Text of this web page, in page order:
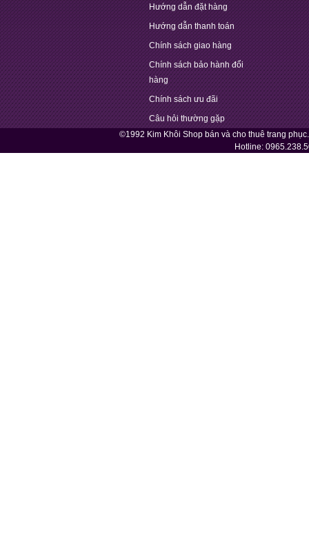
Hướng dẫn đặt hàng
Hướng dẫn thanh toán
Chính sách giao hàng
Chính sách bảo hành đổi
hàng
Chính sách ưu đãi
Câu hỏi thường gặp
©1992 Kim Khôi Shop bán và cho thuê trang
Hotline: